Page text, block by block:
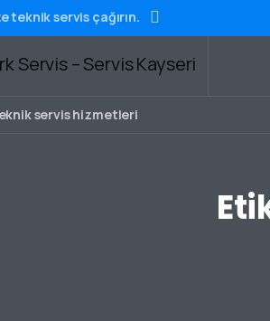
teknik servis çağırın.
servis hizmetleri